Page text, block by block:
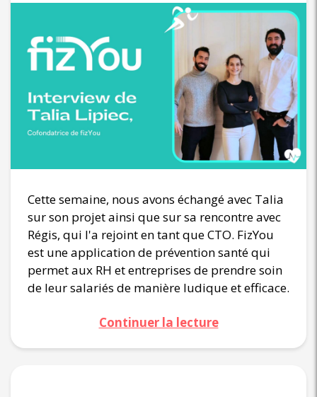
Cette semaine, nous avons échangé avec Talia
sur son projet ainsi que sur sa rencontre avec
Régis, qui l'a rejoint en tant que CTO. FizYou
est une application de prévention santé qui
permet aux RH et entreprises de prendre soin
de leur salariés de manière ludique et efficace.
Continuer la lecture